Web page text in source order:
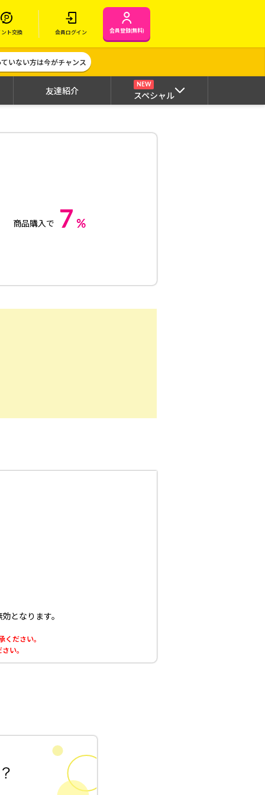
ント交換 会員ログイン 会員登録(無料)
いない方は今がチャンス
友達紹介
NEW
スペシャル
商品購入で 7 %
となります。
ださい。
い。